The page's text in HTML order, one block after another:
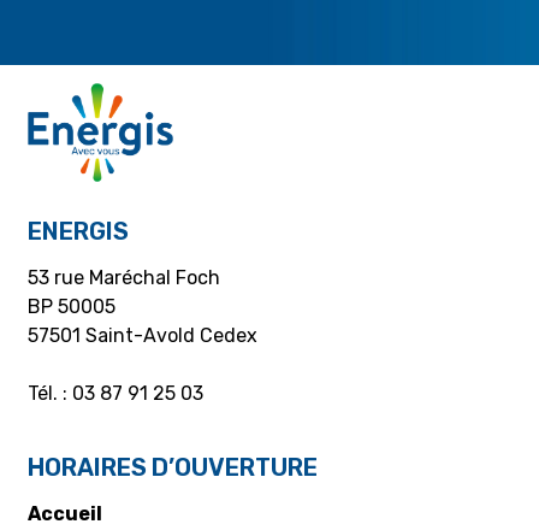
ENERGIS
53 rue Maréchal Foch
BP 50005
57501 Saint-Avold Cedex
Tél. : 03 87 91 25 03
HORAIRES D’OUVERTURE
Accueil